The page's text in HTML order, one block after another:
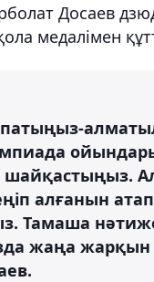
Досаев
медалімен
шайқастыңыз.
алғанын
Тамаша
жаңа жарқын